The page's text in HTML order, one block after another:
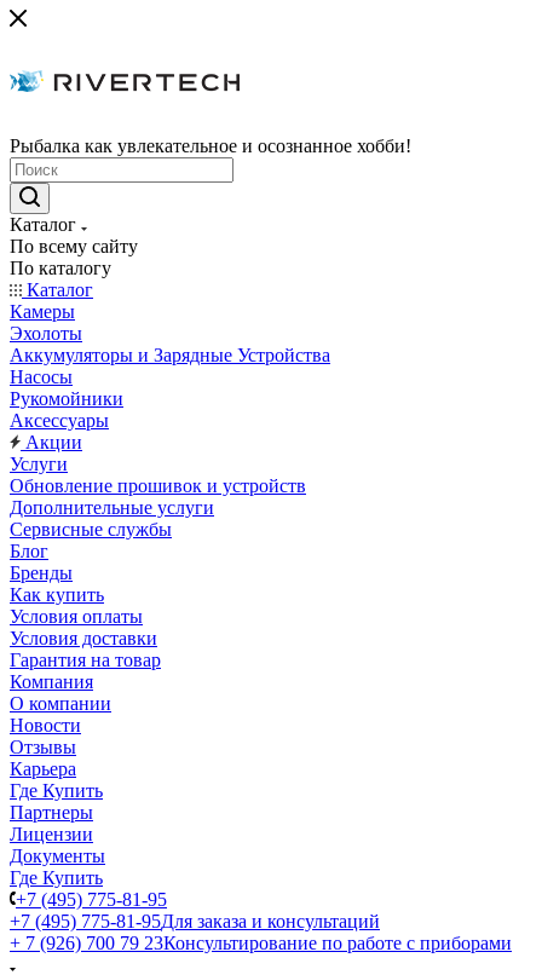
Рыбалка как увлекательное и осознанное хобби!
Каталог
По всему сайту
По каталогу
Каталог
Камеры
Эхолоты
Аккумуляторы и Зарядные Устройства
Насосы
Рукомойники
Аксессуары
Акции
Услуги
Обновление прошивок и устройств
Дополнительные услуги
Сервисные службы
Блог
Бренды
Как купить
Условия оплаты
Условия доставки
Гарантия на товар
Компания
О компании
Новости
Отзывы
Карьера
Где Купить
Партнеры
Лицензии
Документы
Где Купить
+7 (495) 775-81-95
+7 (495) 775-81-95Для заказа и консультаций
+ 7 (926) 700 79 23Консультирование по работе с приборами